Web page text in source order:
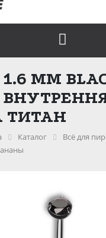
ММ
ТИТАН
Каталог
Всё для